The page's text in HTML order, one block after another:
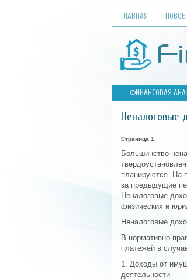
ГЛАВНАЯ НОВОЕ
ФИНАНСОВАЯ
Неналоговые
Страница 1
Большинство
планируются. На
за предыдущие
Неналоговые
физических и
Неналоговые
В нормативно-
платежей в
1. Доходы от
деятельности